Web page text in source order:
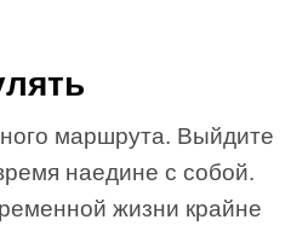
маршрута. Выйдите
наедине с собой.
жизни крайне